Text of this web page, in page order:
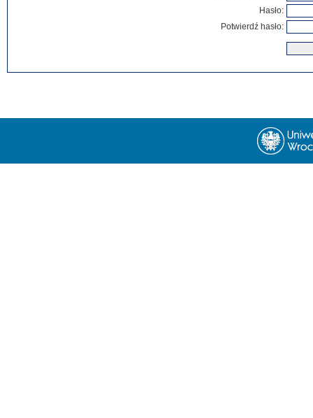
Hasło:
Potwierdź hasło: